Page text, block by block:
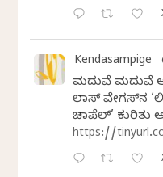
Kendasampige
ಮದುವೆ ಮದುವೆ
ಲಾಸ್‌ ವೇಗಸ್‌ನ
ಚಾಪೆಲ್’ ಕುರಿತು
https://